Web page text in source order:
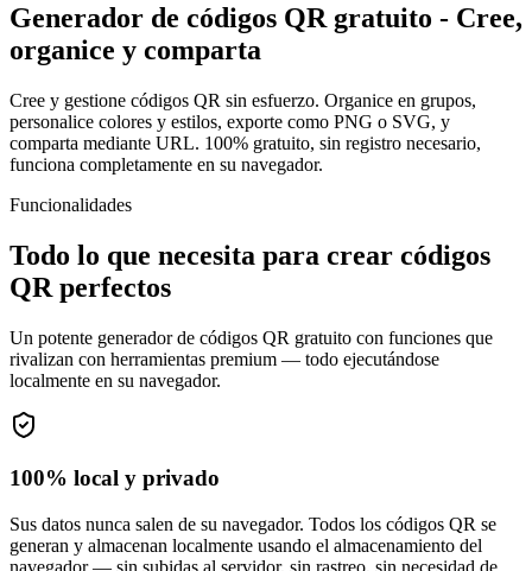
Generador de códigos QR gratuito - Cree,
organice y comparta
Cree y gestione códigos QR sin esfuerzo. Organice en grupos,
personalice colores y estilos, exporte como PNG o SVG, y
comparta mediante URL. 100% gratuito, sin registro necesario,
funciona completamente en su navegador.
Funcionalidades
Todo lo que necesita para crear códigos
QR perfectos
Un potente generador de códigos QR gratuito con funciones que
rivalizan con herramientas premium — todo ejecutándose
localmente en su navegador.
100% local y privado
Sus datos nunca salen de su navegador. Todos los códigos QR se
generan y almacenan localmente usando el almacenamiento del
navegador — sin subidas al servidor, sin rastreo, sin necesidad de